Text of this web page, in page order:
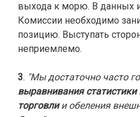
выхода к морю. В данных
Комиссии необходимо
позицию. Выступать
неприемлемо.
3. "Мы достаточно часто
выравнивания
торговлии обеления